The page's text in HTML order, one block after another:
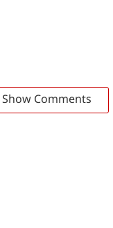
Show Comments